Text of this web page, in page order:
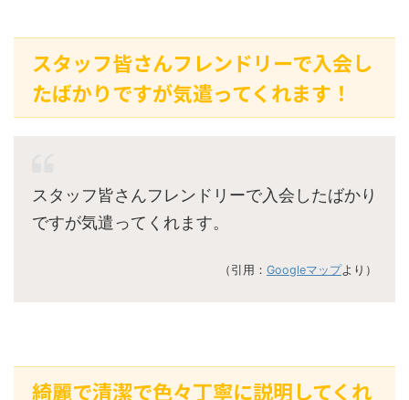
スタッフ皆さんフレンドリーで入会し
たばかりですが気遣ってくれます！
スタッフ皆さんフレンドリーで入会したばかり
ですが気遣ってくれます。
（引用： Googleマップより）
綺麗で清潔で色々丁寧に説明してくれ